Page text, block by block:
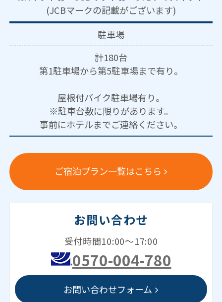
(JCBマークの記載がございます)
駐車場
計180台
第1駐車場から第5駐車場まで有り。
屋根付バイク駐車場有り。
※駐車台数に限りがあります。
事前にホテルまでご連絡ください。
ご宿泊プラン一覧はこちら
お問い合わせ
受付時間10:00～17:00
0570-004-780
お問い合わせフォーム